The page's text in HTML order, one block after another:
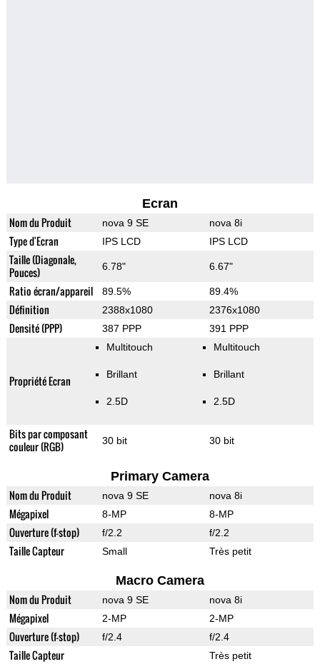
Ecran
Nom du Produit nova 9 SE nova 8i
Type d'Ecran IPS LCD IPS LCD
Taille (Diagonale,
Pouces)
6.78" 6.67"
Ratio écran/appareil 89.5% 89.4%
Définition 2388x1080 2376x1080
Densité (PPP) 387 PPP 391 PPP
Propriété Ecran
Multitouch
Brillant
2.5D
Multitouch
Brillant
2.5D
Bits par composant
couleur (RGB)
30 bit 30 bit
Primary Camera
Nom du Produit nova 9 SE nova 8i
Mégapixel 8-MP 8-MP
Ouverture (f-stop) f/2.2 f/2.2
Taille Capteur Small Très petit
Macro Camera
Nom du Produit nova 9 SE nova 8i
Mégapixel 2-MP 2-MP
Ouverture (f-stop) f/2.4 f/2.4
Taille Capteur Très petit